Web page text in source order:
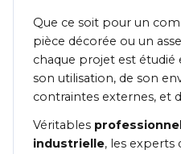
Que ce soit pour un
pièce décorée ou un
chaque projet est
son utilisation, de son
contraintes externes, et
Véritables
industrielle, les experts